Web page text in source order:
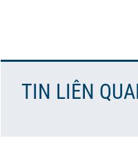
TIN LIÊN